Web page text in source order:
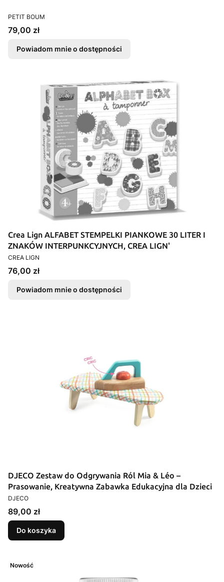
PRODUCENT
PETIT BOUM
Cena
79,00 zł
Powiadom mnie o dostępności
Crea Lign ALFABET STEMPELKI PIANKOWE 30 LITER I
ZNAKÓW INTERPUNKCYJNYCH, CREA LIGN'
PRODUCENT
CREA LIGN
Cena
76,00 zł
Powiadom mnie o dostępności
DJECO Zestaw do Odgrywania Ról Mia & Léo –
Prasowanie, Kreatywna Zabawka Edukacyjna dla Dzieci
PRODUCENT
DJECO
Cena
89,00 zł
Do koszyka
Nowość